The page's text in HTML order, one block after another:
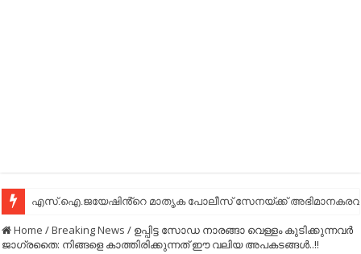
എസ്.ഐ.ജയേഷിൻ്റെ മാതൃക പോലീസ് സേനയ്ക്ക്
Home /Breaking News / ഉപ്പിട്ട സോഡ നാരങ്ങാ വെള്ളം കുടിക്കുന്നവര്‍
ജാഗ്രതൈ: നിങ്ങളെ കാത്തിരിക്കുന്നത് ഈ വലിയ അപകടങ്ങള്‍..!!